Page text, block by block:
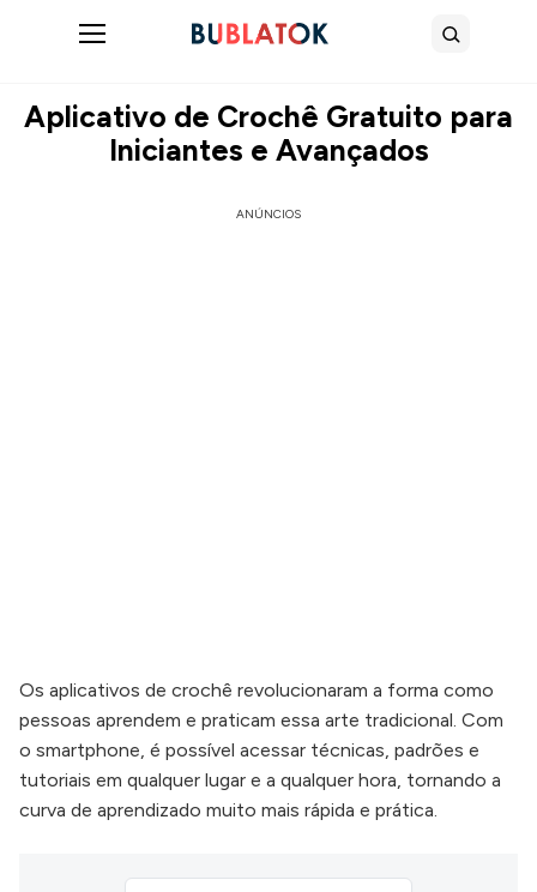
Buscar
Aplicativo de Crochê Gratuito para
Iniciantes e Avançados
ANÚNCIOS
Os aplicativos de crochê revolucionaram a forma como
pessoas aprendem e praticam essa arte tradicional. Com
o smartphone, é possível acessar técnicas, padrões e
tutoriais em qualquer lugar e a qualquer hora, tornando a
curva de aprendizado muito mais rápida e prática.